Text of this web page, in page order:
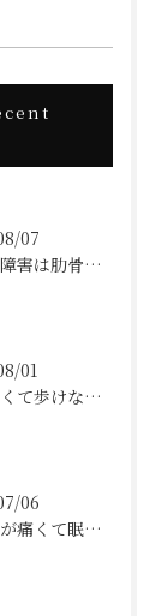
07
【肩外転障害は肋骨の調整でなおす⁉】
01
【踵が痛くて歩けない】
06
【夜間足が痛くて眠れない、狭窄症と診断された】